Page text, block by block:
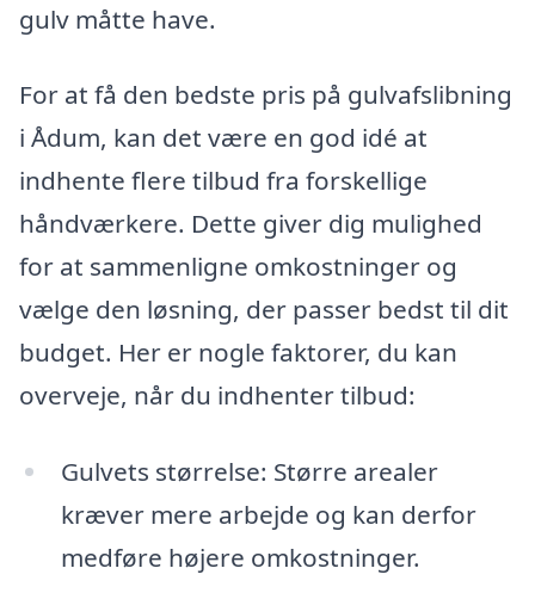
gulv måtte have.
For at få den bedste pris på gulvafslibning
i Ådum, kan det være en god idé at
indhente flere tilbud fra forskellige
håndværkere. Dette giver dig mulighed
for at sammenligne omkostninger og
vælge den løsning, der passer bedst til dit
budget. Her er nogle faktorer, du kan
overveje, når du indhenter tilbud:
Gulvets størrelse: Større arealer
kræver mere arbejde og kan derfor
medføre højere omkostninger.